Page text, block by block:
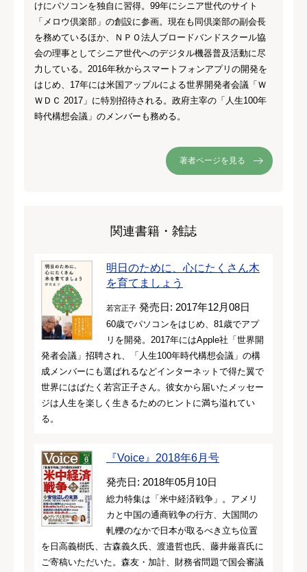
けにパソコンを独自に習得。99年にシニア世代のサイト
「メロウ倶楽部」の創設に参画。現在も同倶楽部の副会長
を務めているほか、ＮＰＯ法人ブロードバンドスクール協
会の理事としてシニア世代へのデジタル機器普及活動に尽
力している。2016年秋からスマートフォンアプリの開発を
はじめ、17年には米国アップルによる世界開発者会議「Ｗ
ＷＤＣ 2017」に特別招待される。政府主宰の「人生100年
時代構想会議」のメンバーも務める。
著者ページを見る
関連書籍・雑誌
明日のために、心にたくさん木
を育てましょう
若宮正子 発売日: 2017年12月08日
60歳でパソコンをはじめ、81歳でアプ
リを開発。2017年にはApple社「世界開
発者会議」招聘され、「人生100年時代構想会議」の構
成メンバーにも選ばれるなどインターネットで得た翼で
世界にはばたく若宮正子さん。彼女から届いたメッセー
ジは人生を楽しく生きるためのヒントに満ち溢れてい
る。
『Voice』2018年6月号
発売日: 2018年05月10日
総力特集は「米中経済戦争」。アメリ
カと中国の通商戦争の行方、大国間の
軋轢のなかで日本が取るべき立ち位置
を日高義樹氏、古森義久氏、渡邉哲也氏、藤井厳喜氏に
ご寄稿いただいた。森友・加計、財務省問題で国会審議